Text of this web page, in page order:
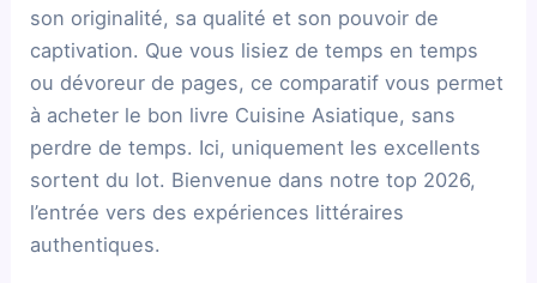
son originalité, sa qualité et son pouvoir de
captivation. Que vous lisiez de temps en temps
ou dévoreur de pages, ce comparatif vous permet
à acheter le bon livre Cuisine Asiatique, sans
perdre de temps. Ici, uniquement les excellents
sortent du lot. Bienvenue dans notre top 2026,
l’entrée vers des expériences littéraires
authentiques.